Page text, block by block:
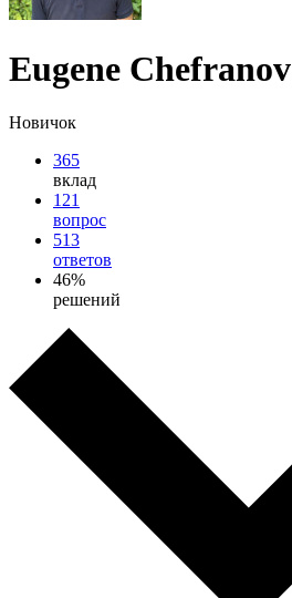
Eugene Chefranov
Новичок
365
вклад
121
вопрос
513
ответов
46%
решений